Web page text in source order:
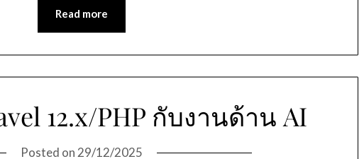
Read more
12.x/PHP กับงานด้าน AI
Posted on29/12/2025